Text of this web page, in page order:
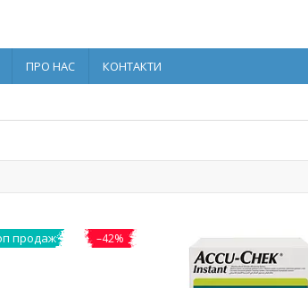
ПРО НАС КОНТАКТИ
продаж –42%